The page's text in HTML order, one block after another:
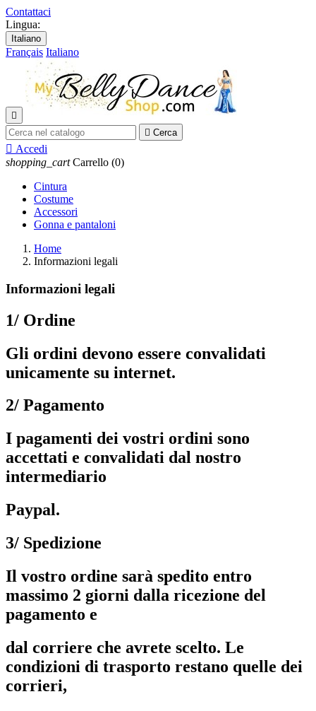
Contattaci
Lingua:
Italiano
Français Italiano

 Cerca
 Accedi
shopping_cart Carrello (0)
Cintura
Costume
Accessori
Gonna e pantaloni
Home
Informazioni legali
Informazioni legali
1/ Ordine
Gli ordini devono essere convalidati
unicamente su internet.
2/ Pagamento
I pagamenti dei vostri ordini sono
accettati e convalidati dal nostro
intermediario
Paypal.
3/ Spedizione
Il vostro ordine sarà spedito entro
massimo 2 giorni dalla ricezione del
pagamento e
dal corriere che avrete scelto. Le
condizioni di trasporto restano quelle dei
corrieri,